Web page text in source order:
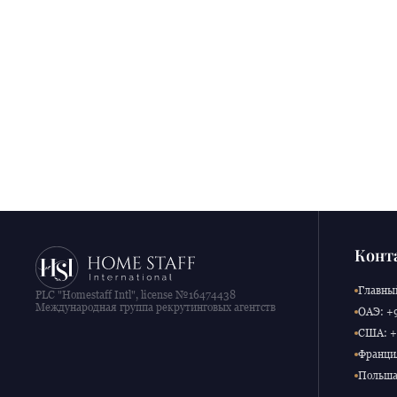
PLC "Homestaff Intl", license №16474438
Международная группа рекрутинговых агентств
ОАЭ:
США: